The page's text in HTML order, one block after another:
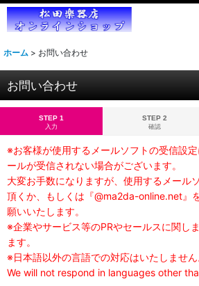
ホーム > お問い合わせ
お問い合わせ
STEP 1
入力
STEP 2
確認
※お客様が使用するメールソフトの受信設
ールが受信されない場合がございます。
大変お手数になりますが、使用するメール
頂くか、もしくは『@ma2da-online.net』
願いいたします。
※企業やサービス等のPRやセールスに関し
ます。
※日本語以外の言語での対応はいたしません
We will not respond in languages other